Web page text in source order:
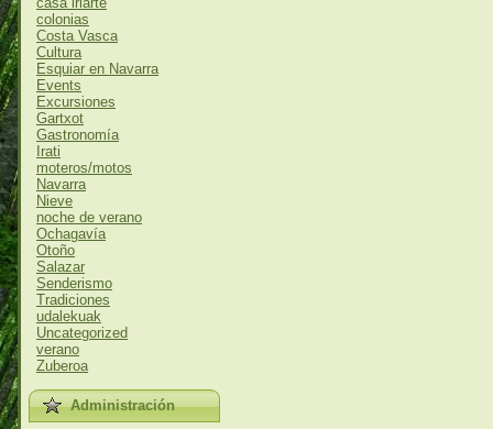
colonias
Costa Vasca
Cultura
Esquiar en Navarra
Events
Excursiones
Gartxot
Gastronomía
Irati
moteros/motos
Navarra
Nieve
noche de verano
Ochagavía
Otoño
Salazar
Senderismo
Tradiciones
udalekuak
Uncategorized
verano
Zuberoa
Administración